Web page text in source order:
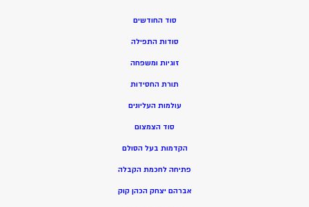
סוד החודשים
סודות התפילה
זוגיות ומשפחה
תורת החסידות
עולמות העליונים
סוד הצמצום
הקדמות בעל הסולם
פתיחה לחכמת הקבלה
אברהם יצחק הכהן קוק